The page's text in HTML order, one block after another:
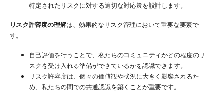
特定されたリスクに対する適切な対応策を設計します。
リスク許容度の理解は、効果的なリスク管理において重要な要素で
す。
自己評価を行うことで、私たちのコミュニティがどの程度のリ
スクを受け入れる準備ができているかを認識できます。
リスク許容度は、個々の価値観や状況に大きく影響されるた
め、私たちの間での共通認識を築くことが重要です。